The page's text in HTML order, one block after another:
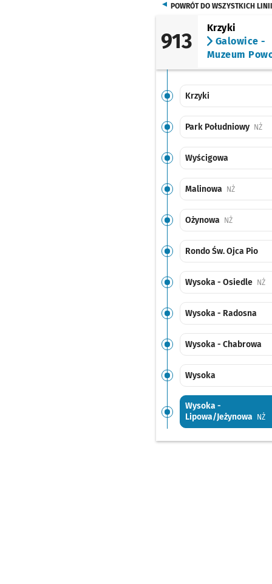
POWRÓT DO WSZYSTKICH LINII
913
Krzyki
Galowice -
Muzeum
Krzyki
Park Południowy NŻ
Wyścigowa
Malinowa NŻPrzystanek
Ożynowa NŻPrzystanek
Rondo Św. Ojca Pio
Wysoka - Osiedle NŻ
Wysoka - Radosna
Wysoka - Chabrowa
Wysoka
Wysoka -
Lipowa/Jeżynowa
NŻ